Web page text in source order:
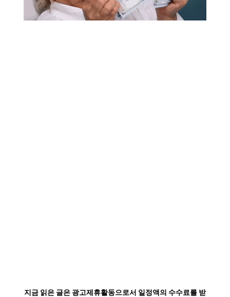
지금 읽은 글은 광고제휴활동으로서 일정액의 수수료를 받